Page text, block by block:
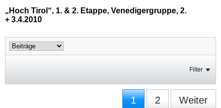
„Hoch Tirol“, 1. & 2. Etappe, Venedigergruppe, 2.
+ 3.4.2010
Filter
1 2 Weiter